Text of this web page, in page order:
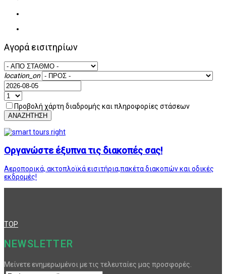
Αγορά εισιτηρίων
location_on
Προβολή χάρτη διαδρομής και πληροφορίες στάσεων
ΑΝΑΖΗΤΗΣΗ
Οργανώστε έξυπνα τις διακοπές σας!
Αεροπορικά, ακτοπλοϊκά εισιτήρια,πακέτα διακοπών και οδικές
εκδρομές!
TOP
NEWSLETTER
Μείνετε ενημερωμένοι με τις τελευταίες μας προσφορές.